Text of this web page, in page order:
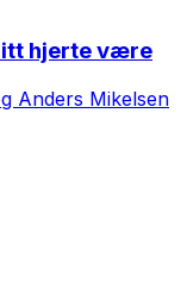
hjerte være
Anders Mikelsen